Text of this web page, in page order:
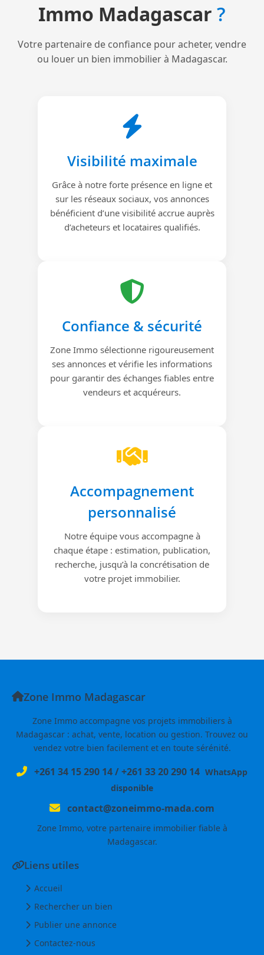
Immo Madagascar ?
Votre partenaire de confiance pour acheter, vendre
ou louer un bien immobilier à Madagascar.
Visibilité maximale
Grâce à notre forte présence en ligne et
sur les réseaux sociaux, vos annonces
bénéficient d’une visibilité accrue auprès
d’acheteurs et locataires qualifiés.
Confiance & sécurité
Zone Immo sélectionne rigoureusement
ses annonces et vérifie les informations
pour garantir des échanges fiables entre
vendeurs et acquéreurs.
Accompagnement
personnalisé
Notre équipe vous accompagne à
chaque étape : estimation, publication,
recherche, jusqu’à la concrétisation de
votre projet immobilier.
Zone Immo Madagascar
Zone Immo accompagne vos projets immobiliers à
Madagascar : achat, vente, location ou gestion. Trouvez ou
vendez votre bien facilement et en toute sérénité.
+261 34 15 290 14/+261 33 20 290 14 WhatsApp
disponible
contact@zoneimmo-mada.com
Zone Immo, votre partenaire immobilier fiable à
Madagascar.
Liens utiles
Accueil
Rechercher un bien
Publier une annonce
Contactez-nous